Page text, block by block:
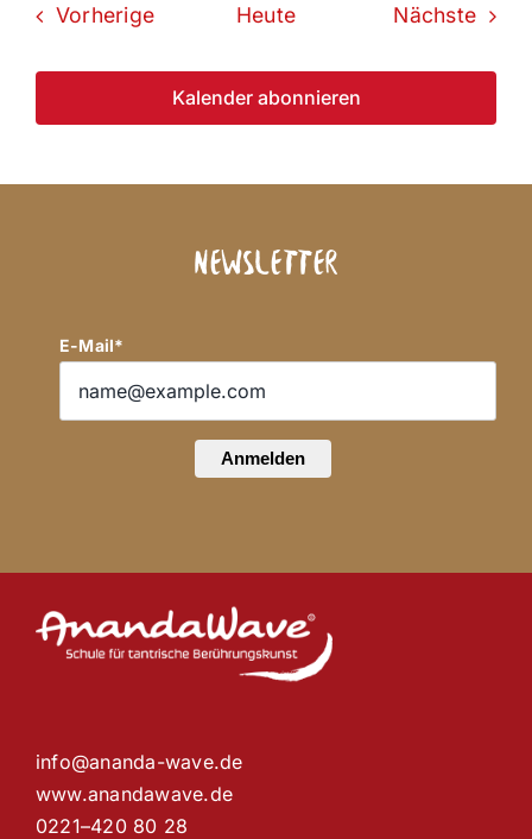
VorherigeVeranstaltungen
Heute Nächste
Kalender abonnieren
Newsletter
E-Mail*
Anmelden
info@ananda-wave.de
www.anandawave.de
0221–420 80 28